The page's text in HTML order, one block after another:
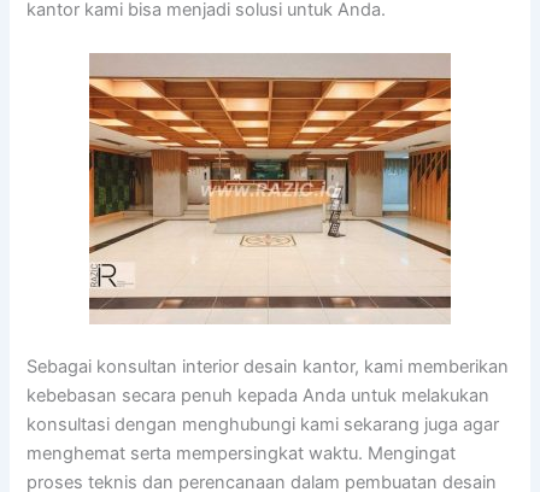
kantor kami bisa menjadi solusi untuk Anda.
Sebagai konsultan interior desain kantor, kami memberikan
kebebasan secara penuh kepada Anda untuk melakukan
konsultasi dengan menghubungi kami sekarang juga agar
menghemat serta mempersingkat waktu. Mengingat
proses teknis dan perencanaan dalam pembuatan desain